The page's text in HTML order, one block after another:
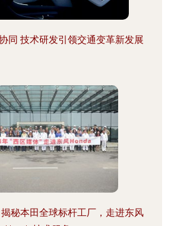
同 技术研发引领交通变革新发展
秘本田全球标杆工厂，走进东风